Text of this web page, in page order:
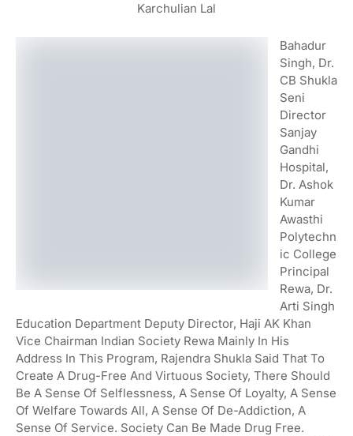
Karchulian Lal
Bahadur
Singh, Dr.
CB Shukla
Seni
Director
Sanjay
Gandhi
Hospital,
Dr. Ashok
Kumar
Awasthi
Polytechn
Ic College
Principal
Rewa, Dr.
Arti Singh
Education Department Deputy Director, Haji AK Khan
Vice Chairman Indian Society Rewa Mainly In His
Address In This Program, Rajendra Shukla Said That To
Create A Drug-Free And Virtuous Society, There Should
Be A Sense Of Selflessness, A Sense Of Loyalty, A Sense
Of Welfare Towards All, A Sense Of De-Addiction, A
Sense Of Service. Society Can Be Made Drug Free.